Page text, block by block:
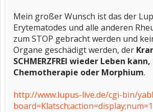
Mein großer Wunsch ist das der
Erytematodes und alle anderen
zum STOP gebracht werden und
Organe geschädigt werden, der
SCHMERZFREI wieder Leben
Chemotherapie oder Morphium.
http://www.lupus-live.de/cgi-bin/